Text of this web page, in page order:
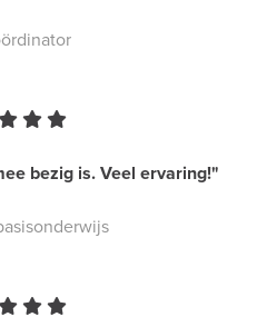
bezig is. Veel ervaring!"